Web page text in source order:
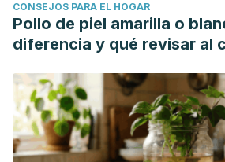
CONSEJOS PARA EL HOGAR
Pollo de piel amarilla o
diferencia y qué revisar al